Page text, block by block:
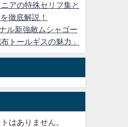
アの特殊セリフ集と
徹底解説！
ル新強敵ムシャゴー
トールギスの魅力」
はありません。